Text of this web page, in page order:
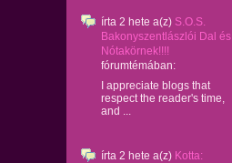
írta 2 hete a(z) S.O.S.
Bakonyszentlászlói Dal és
Nótakörnek!!!!
fórumtémában:
I appreciate blogs that
respect the reader's time,
and ...
írta 2 hete a(z) Kotta: